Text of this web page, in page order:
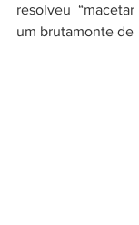
resolveu
um brutamonte de